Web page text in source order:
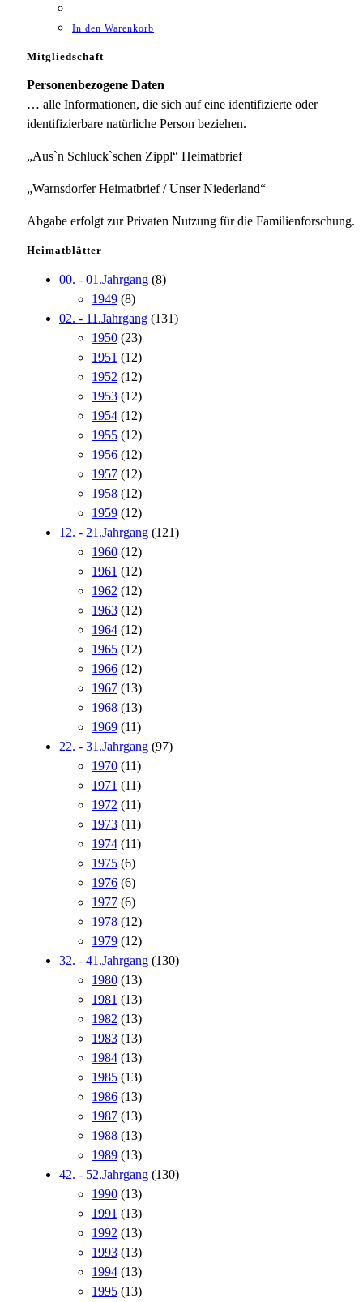
In den Warenkorb
Mitgliedschaft
Personenbezogene Daten
… alle Informationen, die sich auf eine identifizierte oder
identifizierbare natürliche Person beziehen.
„Aus`n Schluck`schen Zippl“ Heimatbrief
„Warnsdorfer Heimatbrief / Unser Niederland“
Abgabe erfolgt zur Privaten Nutzung für die Familienforschung.
Heimatblätter
00. - 01.Jahrgang (8)
1949 (8)
02. - 11.Jahrgang (131)
1950 (23)
1951 (12)
1952 (12)
1953 (12)
1954 (12)
1955 (12)
1956 (12)
1957 (12)
1958 (12)
1959 (12)
12. - 21.Jahrgang (121)
1960 (12)
1961 (12)
1962 (12)
1963 (12)
1964 (12)
1965 (12)
1966 (12)
1967 (13)
1968 (13)
1969 (11)
22. - 31.Jahrgang (97)
1970 (11)
1971 (11)
1972 (11)
1973 (11)
1974 (11)
1975 (6)
1976 (6)
1977 (6)
1978 (12)
1979 (12)
32. - 41.Jahrgang (130)
1980 (13)
1981 (13)
1982 (13)
1983 (13)
1984 (13)
1985 (13)
1986 (13)
1987 (13)
1988 (13)
1989 (13)
42. - 52.Jahrgang (130)
1990 (13)
1991 (13)
1992 (13)
1993 (13)
1994 (13)
1995 (13)